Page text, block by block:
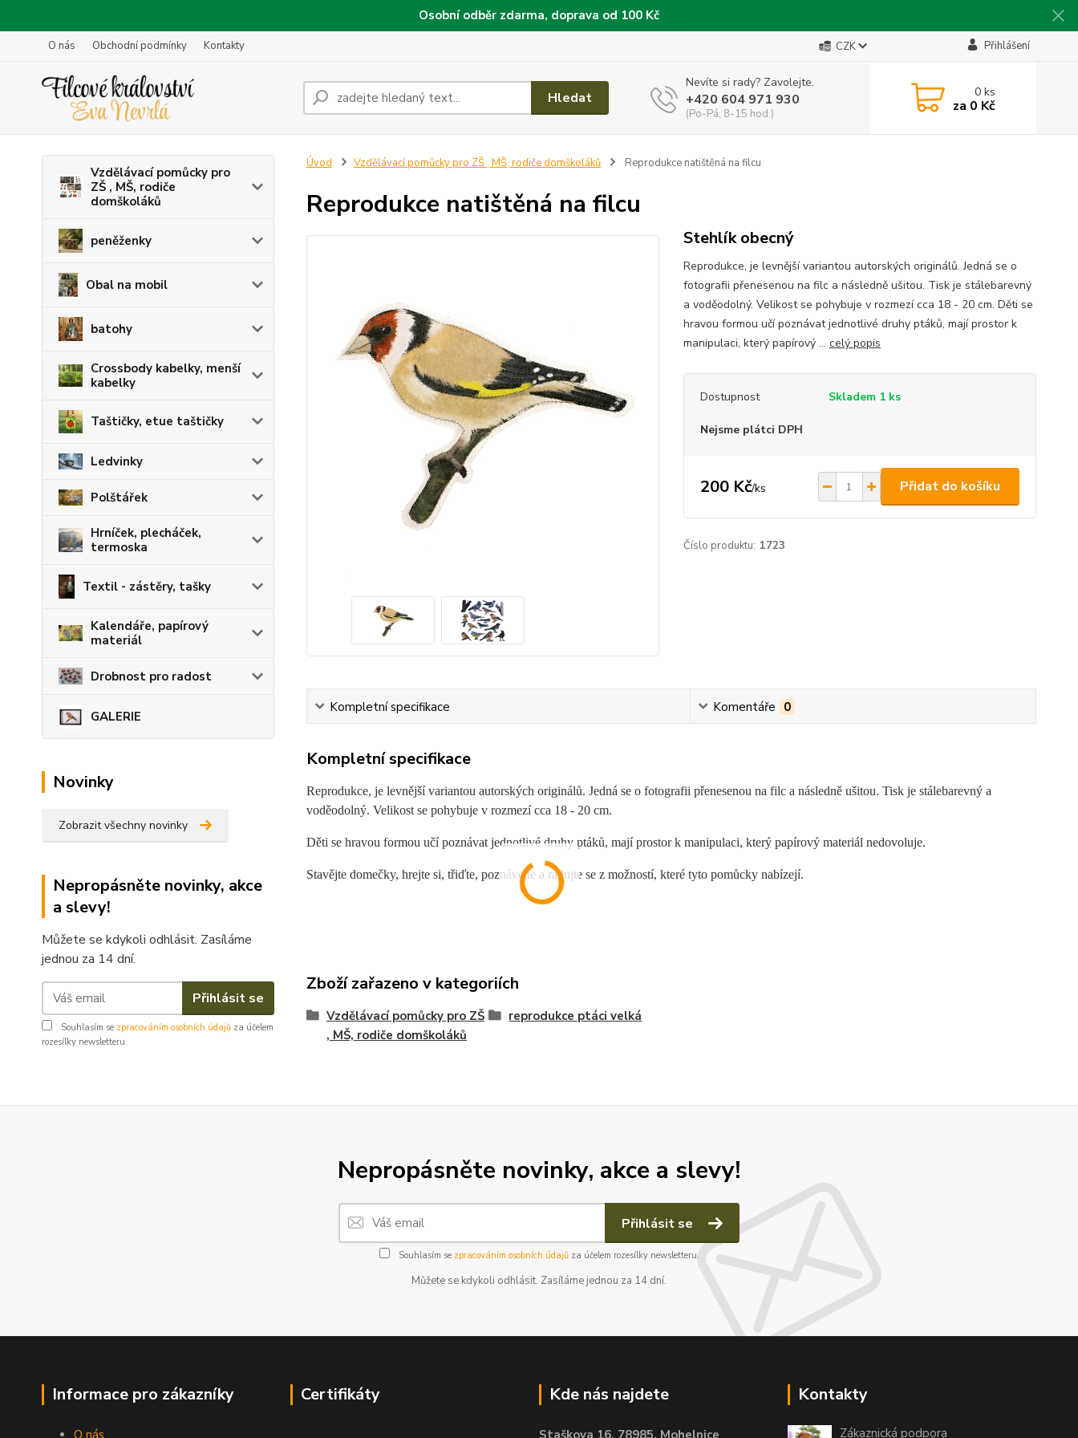
Osobní odběr zdarma, doprava od 100 Kč
O nás Obchodní podmínky Kontakty CZK Přihlášení
Hledat
Nevíte si rady? Zavolejte.
+420 604 971 930
(Po-Pá, 8-15 hod.)
0ks
za 0 Kč
Vzdělávací pomůcky pro
ZŠ , MŠ, rodiče
domškoláků
peněženky
Obal na mobil
batohy
Crossbody kabelky, menší
kabelky
Taštičky, etue taštičky
Ledvinky
Polštářek
Hrníček, plecháček,
termoska
Textil - zástěry, tašky
Kalendáře, papírový
materiál
Drobnost pro radost
GALERIE
Novinky
Zobrazit všechny novinky
Nepropásněte novinky, akce
a slevy!
Můžete se kdykoli odhlásit. Zasíláme
jednou za 14 dní.
Přihlásit se
Souhlasím se zpracováním osobních údajů za účelem
rozesílky newsletteru.
Úvod Vzdělávací pomůcky pro ZŠ , MŠ, rodiče domškoláků Reprodukce natištěná na filcu
Reprodukce natištěná na filcu
Stehlík obecný
Reprodukce, je levnější variantou autorských originálů. Jedná se o
fotografii přenesenou na filc a následně ušitou. Tisk je stálebarevný
a voděodolný. Velikost se pohybuje v rozmezí cca 18 - 20 cm. Děti se
hravou formou učí poznávat jednotlivé druhy ptáků, mají prostor k
manipulaci, který papírový ... celý popis
Dostupnost Skladem 1 ks
Nejsme plátci DPH
200 Kč/ks Přidat do košíku
Číslo produktu: 1723
Kompletní specifikace Komentáře 0
Kompletní specifikace
Reprodukce, je levnější variantou autorských originálů. Jedná se o fotografii přenesenou na filc a následně ušitou. Tisk je stálebarevný a
voděodolný. Velikost se pohybuje v rozmezí cca 18 - 20 cm.
Děti se hravou formou učí poznávat jednotlivé druhy ptáků, mají prostor k manipulaci, který papírový materiál nedovoluje.
Stavějte domečky, hrejte si, třiďte, poznávejte a radujte se z možností, které tyto pomůcky nabízejí.
Zboží zařazeno v kategoriích
Vzdělávací pomůcky pro ZŠ
, MŠ, rodiče domškoláků
reprodukce ptáci velká
Nepropásněte novinky, akce a slevy!
Přihlásit se
Souhlasím se zpracováním osobních údajůza účelem rozesílky newsletteru.
Můžete se kdykoli odhlásit. Zasíláme jednou za 14 dní.
Informace pro zákazníky
O nás
Certifikáty Kde nás najdete
Staškova 16, 78985, Mohelnice
Kontakty
Zákaznická podpora